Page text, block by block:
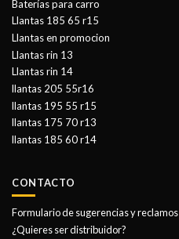
Baterías para carro
Llantas 185 65 r15
Llantas en promocion
Llantas rin 13
Llantas rin 14
llantas 205 55r16
llantas 195 55 r15
llantas 175 70 r13
llantas 185 60 r14
CONTACTO
Formulario de sugerencias y reclamos
¿Quieres ser distribuidor?